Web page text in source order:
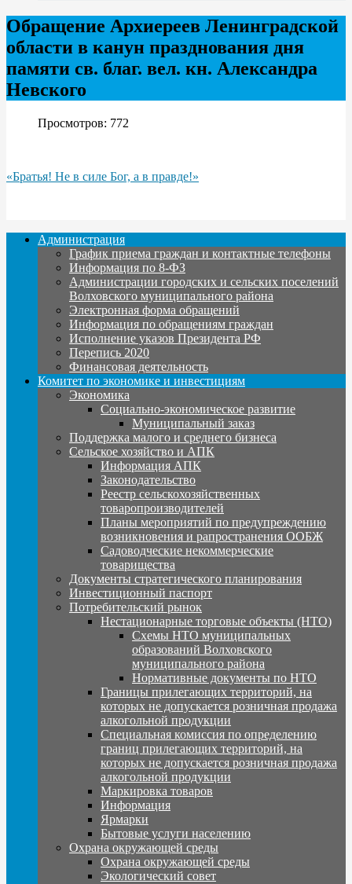
Обращение Архиереев Ленинградской
области в канун празднования дня
памяти св. благ. вел. кн. Александра
Невского
Просмотров: 772
«Братья! Не в силе Бог, а в правде!»
Администрация
График приема граждан и контактные телефоны
Информация по 8-ФЗ
Администрации городских и сельских поселений
Волховского муниципального района
Электронная форма обращений
Информация по обращениям граждан
Исполнение указов Президента РФ
Перепись 2020
Финансовая деятельность
Комитет по экономике и инвестициям
Экономика
Социально-экономическое развитие
Муниципальный заказ
Поддержка малого и среднего бизнеса
Сельское хозяйство и АПК
Информация АПК
Законодательство
Реестр сельскохозяйственных
товаропроизводителей
Планы мероприятий по предупреждению
возникновения и рапространения ООБЖ
Садоводческие некоммерческие
товарищества
Документы стратегического планирования
Инвестиционный паспорт
Потребительский рынок
Нестационарные торговые объекты (НТО)
Схемы НТО муниципальных
образований Волховского
муниципального района
Нормативные документы по НТО
Границы прилегающих территорий, на
которых не допускается розничная продажа
алкогольной продукции
Специальная комиссия по определению
границ прилегающих территорий, на
которых не допускается розничная продажа
алкогольной продукции
Маркировка товаров
Информация
Ярмарки
Бытовые услуги населению
Охрана окружающей среды
Охрана окружающей среды
Экологический совет